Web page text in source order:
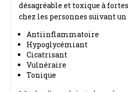
désagréable et toxique à
chez les personnes suivant
Antiinflammatoire
Hypoglycémiant
Cicatrisant
Vulnéraire
Tonique